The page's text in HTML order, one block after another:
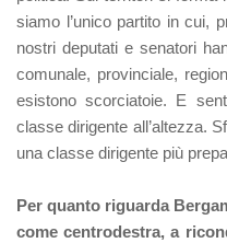
siamo l’unico partito in cui,
nostri deputati e senatori
comunale, provinciale,
esistono scorciatoie. E
classe dirigente all’altezza.
una classe dirigente più
Per quanto riguarda
come centrodestra, a